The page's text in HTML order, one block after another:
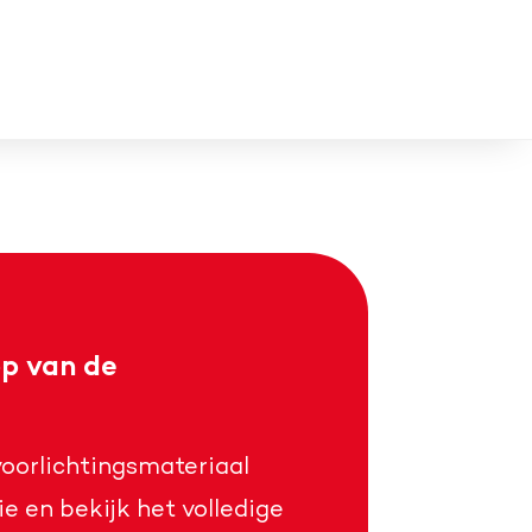
van de
en bekijk het volledige